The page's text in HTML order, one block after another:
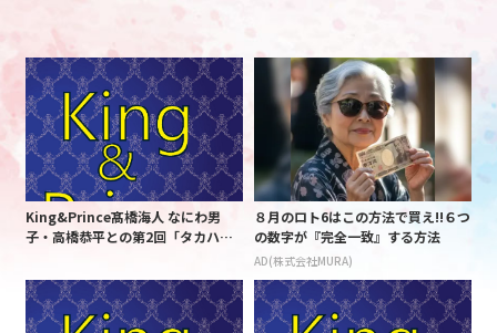
King&Prince髙橋海人 なにわ男
子・高橋恭平との第2回「タカハシ
よ、本当に・・・」
８月のロト6はこの方法で買え!!６つ
の数字が『完全一致』する方法
AD(株式会社MURA)